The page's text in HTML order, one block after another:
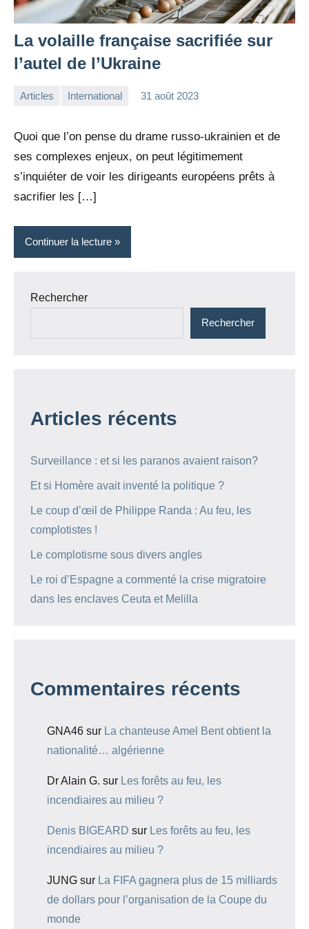
La volaille française sacrifiée sur
l’autel de l’Ukraine
Articles International 31 août 2023
Quoi que l’on pense du drame russo-ukrainien et de
ses complexes enjeux, on peut légitimement
s’inquiéter de voir les dirigeants européens prêts à
sacrifier les […]
Continuer la lecture
Rechercher
Rechercher
Articles récents
Surveillance : et si les paranos avaient raison?
Et si Homère avait inventé la politique ?
Le coup d’œil de Philippe Randa : Au feu, les
complotistes !
Le complotisme sous divers angles
Le roi d’Espagne a commenté la crise migratoire
dans les enclaves Ceuta et Melilla
Commentaires récents
GNA46 sur La chanteuse Amel Bent obtient la
nationalité… algérienne
Dr Alain G. sur Les forêts au feu, les
incendiaires au milieu ?
Denis BIGEARD sur Les forêts au feu, les
incendiaires au milieu ?
JUNG sur La FIFA gagnera plus de 15 milliards
de dollars pour l’organisation de la Coupe du
monde